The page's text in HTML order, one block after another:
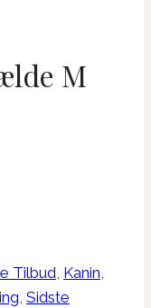
M
Tilbud, Kanin,
, Sidste